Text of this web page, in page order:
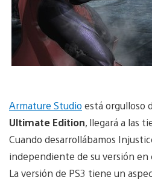
Armature Studio está orgulloso
Ultimate Edition, llegará a las
Cuando desarrollábamos
independiente de su versión en
La versión de PS3 tiene un